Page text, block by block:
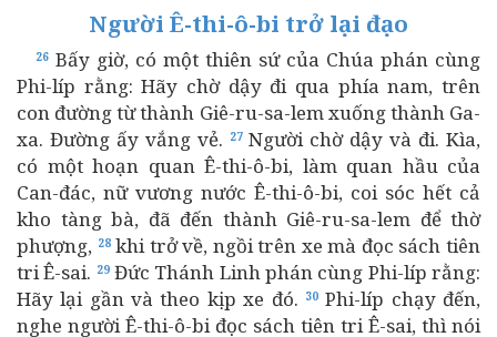
Người Ê-thi-ô-bi trở lại đạo
26 Bấy giờ, có một thiên sứ của Chúa phán cùng
Phi-líp rằng: Hãy chờ dậy đi qua phía nam, trên
con đường từ thành Giê-ru-sa-lem xuống thành Ga-
xa. Đường ấy vắng vẻ. 27Người chờ dậy và đi. Kìa,
có một hoạn quan Ê-thi-ô-bi, làm quan hầu của
Can-đác, nữ vương nước Ê-thi-ô-bi, coi sóc hết cả
kho tàng bà, đã đến thành Giê-ru-sa-lem để thờ
phượng, 28khi trở về, ngồi trên xe mà đọc sách tiên
tri Ê-sai. 29Đức Thánh Linh phán cùng Phi-líp rằng:
Hãy lại gần và theo kịp xe đó. 30Phi-líp chạy đến,
nghe người Ê-thi-ô-bi đọc sách tiên tri Ê-sai, thì nói